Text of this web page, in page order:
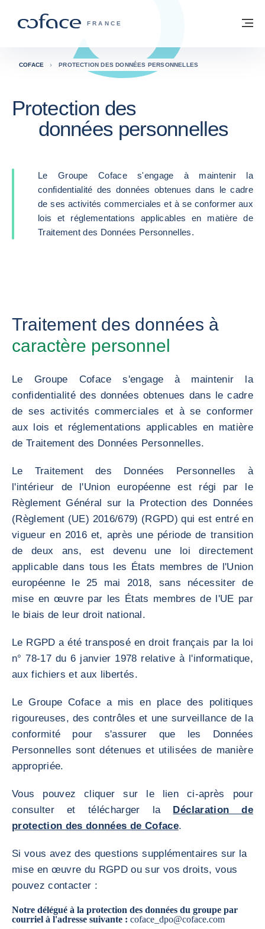
COFACE, FOR TRADE - PAGE
FRANCE
Retour à la page d'accueil
COFACE PROTECTION DES DONNÉES PERSONNELLES
Protection des
données personnelles
Le Groupe Coface s'engage à maintenir la
confidentialité des données obtenues dans le cadre
de ses activités commerciales et à se conformer aux
lois et réglementations applicables en matière de
Traitement des Données Personnelles.
Traitement des données à
caractère personnel
Le Groupe Coface s'engage à maintenir la
confidentialité des données obtenues dans le cadre
de ses activités commerciales et à se conformer
aux lois et réglementations applicables en matière
de Traitement des Données Personnelles.
Le Traitement des Données Personnelles à
l'intérieur de l'Union européenne est régi par le
Règlement Général sur la Protection des Données
(Règlement (UE) 2016/679) (RGPD) qui est entré en
vigueur en 2016 et, après une période de transition
de deux ans, est devenu une loi directement
applicable dans tous les États membres de l'Union
européenne le 25 mai 2018, sans nécessiter de
mise en œuvre par les États membres de l'UE par
le biais de leur droit national.
Le RGPD a été transposé en droit français par la loi
n° 78-17 du 6 janvier 1978 relative à l'informatique,
aux fichiers et aux libertés.
Le Groupe Coface a mis en place des politiques
rigoureuses, des contrôles et une surveillance de la
conformité pour s'assurer que les Données
Personnelles sont détenues et utilisées de manière
appropriée.
Vous pouvez cliquer sur le lien ci-après pour
consulter et télécharger la Déclaration de
protection des données de Coface.
Si vous avez des questions supplémentaires sur la
mise en œuvre du RGPD ou sur vos droits, vous
pouvez contacter :
Notre délégué à la protection des données du groupe par
courriel à l'adresse suivante : coface_dpo@coface.com